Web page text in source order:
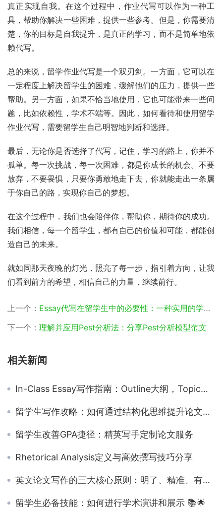
真正实现自我。在这个过程中，作业代写可以作为一种工
具，帮助你解决一些困难，提供一些参考。但是，你需要清
楚，你的目标是自我提升，是真正的学习，而不是简单地依
赖代写。
总的来说，留学作业代写是一个双刃剑。一方面，它可以在
一定程度上解决留学生的困难，缓解他们的压力，提供一些
帮助。另一方面，如果不恰当地使用，它也可能带来一些问
题，比如依赖性，学术不端等。因此，如何看待和使用留学
作业代写，需要留学生自己明智地判断和选择。
最后，无论你是否选择了代写，记住，学习的路上，你并不
孤单。每一次挑战，每一次困难，都是你成长的机会。不要
放弃，不要畏惧，只要你勇敢地走下去，你就能走出一条属
于你自己的路，实现你自己的梦想。
在这个过程中，我们也会陪伴你，帮助你，期待你的成功。
我们相信，每一个留学生，都有自己的价值和可能，都能创
造自己的未来。
就如同那天夜晚的灯光，照亮了每一步，指引着方向，让我
们看到前方的希望，相信自己的力量，继续前行。
上一个： Essay代写在留学生中的必要性：一种实用的学术策略？
下一个： 理解并应用Pest分析法：分享Pest分析模型范文
相关新闻
In-Class Essay写作指南：Outline大纲，Topic主题选择，一篇全都搞定
留学生写作攻略：如何通过结构化思维提升论文逻辑性
留学生改善GPA捷径：精英写手定制论文服务
Rhetorical Analysis定义与高效撰写技巧分享
英文论文写作的三大核心原则：明了、精准、有条理
留学生必备技能：如何进行学术演讲和展示 📚🌟